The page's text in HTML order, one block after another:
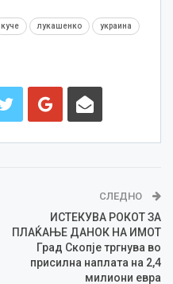
куче лукашенко украина
СЛЕДНО
ИСТЕКУВА РОКОТ ЗА
ПЛАЌАЊЕ ДАНОК НА ИМОТ
Град Скопје тргнува во
присилна наплата на 2,4
милиони евра